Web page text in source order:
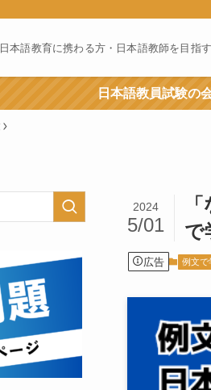
日本語教育に携わる方・日本語教師を目指
日本語教員試験の
で
2024
5/01
広告 例文で